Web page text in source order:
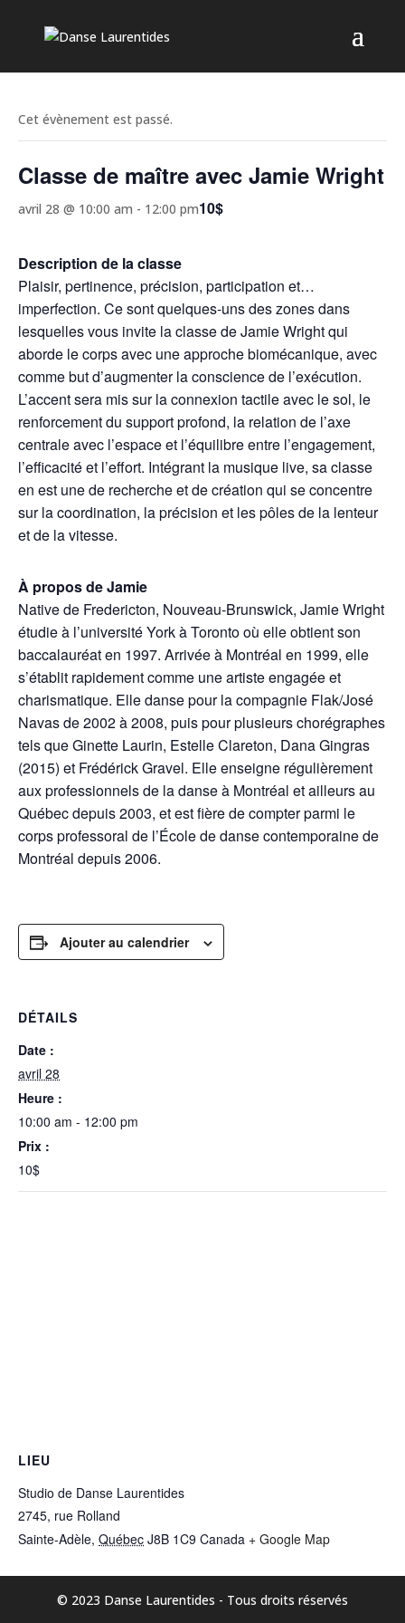
Cet évènement est passé.
Classe de maître avec Jamie Wright
avril 28 @ 10:00 am - 12:00 pm10$
Description de la classe
Plaisir, pertinence, précision, participation et…
imperfection. Ce sont quelques-uns des zones dans
lesquelles vous invite la classe de Jamie Wright qui
aborde le corps avec une approche biomécanique, avec
comme but d’augmenter la conscience de l’exécution.
L’accent sera mis sur la connexion tactile avec le sol, le
renforcement du support profond, la relation de l’axe
centrale avec l’espace et l’équilibre entre l’engagement,
l’efficacité et l’effort. Intégrant la musique live, sa classe
en est une de recherche et de création qui se concentre
sur la coordination, la précision et les pôles de la lenteur
et de la vitesse.
À propos de Jamie
Native de Fredericton, Nouveau-Brunswick, Jamie Wright
étudie à l’université York à Toronto où elle obtient son
baccalauréat en 1997. Arrivée à Montréal en 1999, elle
s’établit rapidement comme une artiste engagée et
charismatique. Elle danse pour la compagnie Flak/José
Navas de 2002 à 2008, puis pour plusieurs chorégraphes
tels que Ginette Laurin, Estelle Clareton, Dana Gingras
(2015) et Frédérick Gravel. Elle enseigne régulièrement
aux professionnels de la danse à Montréal et ailleurs au
Québec depuis 2003, et est fière de compter parmi le
corps professoral de l’École de danse contemporaine de
Montréal depuis 2006.
Ajouter au calendrier
DÉTAILS
Date :
avril 28
Heure :
10:00 am - 12:00 pm
Prix :
10$
LIEU
Studio de Danse Laurentides
2745, rue Rolland
Sainte-Adèle, Québec J8B 1C9 Canada + Google Map
© 2023 Danse Laurentides - Tous droits réservés